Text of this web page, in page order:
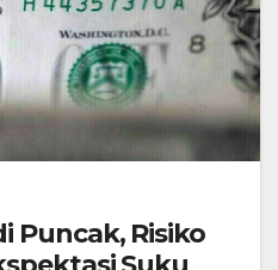
Puncak, Risiko